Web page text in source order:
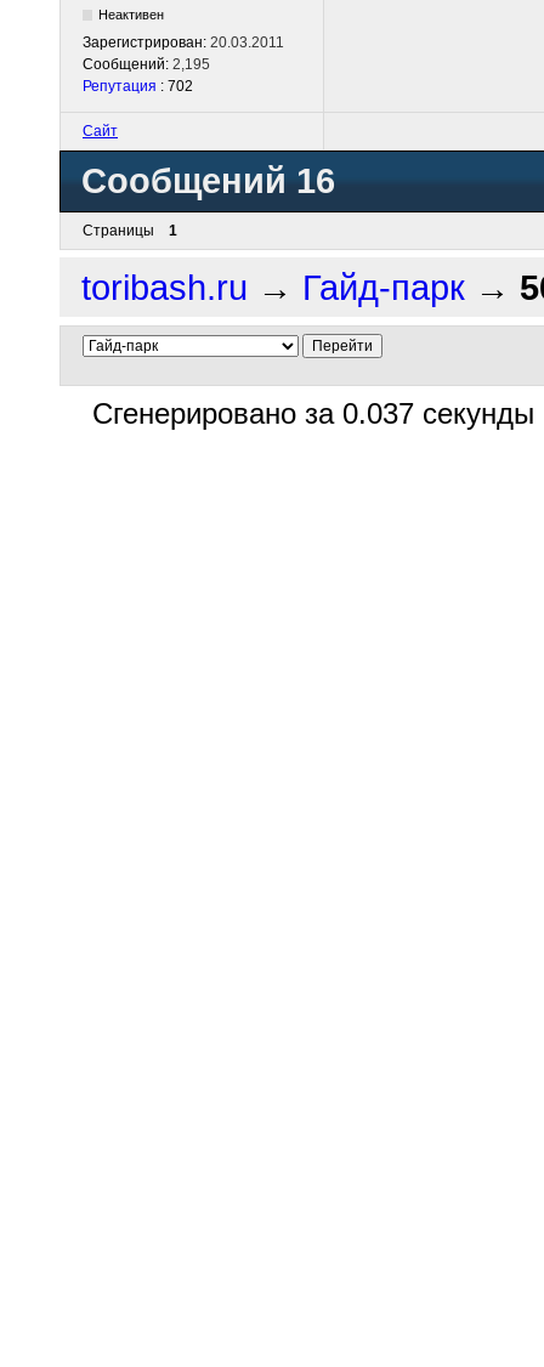
Неактивен
Зарегистрирован: 20.03.2011
Сообщений: 2,195
Репутация : 702
Сайт
Сообщений 16
Страницы 1
toribash.ru → Гайд-парк →
Сгенерировано за 0.037